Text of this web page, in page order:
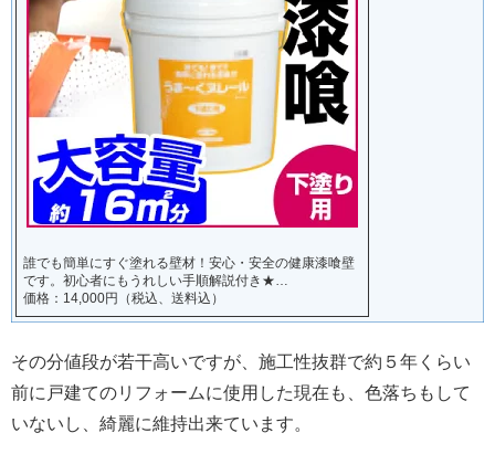
誰でも簡単にすぐ塗れる壁材！安心・安全の健康漆喰壁
です。初心者にもうれしい手順解説付き★…
価格：14,000円（税込、送料込）
その分値段が若干高いですが、施工性抜群で約５年くらい
前に戸建てのリフォームに使用した現在も、色落ちもして
いないし、綺麗に維持出来ています。